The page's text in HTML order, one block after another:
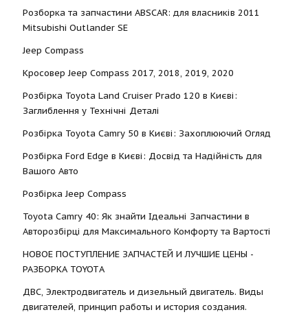
Розборка та запчастини ABSCAR: для власників 2011
Mitsubishi Outlander SE
Jeep Compass
Кросовер Jeep Compass 2017, 2018, 2019, 2020
Розбірка Toyota Land Cruiser Prado 120 в Києві:
Заглиблення у Технічні Деталі
Розбірка Toyota Camry 50 в Києві: Захоплюючий Огляд
Розбірка Ford Edge в Києві: Досвід та Надійність для
Вашого Авто
Розбірка Jeep Compass
Toyota Camry 40: Як знайти Ідеальні Запчастини в
Авторозбірці для Максимального Комфорту та Вартості
НОВОЕ ПОСТУПЛЕНИЕ ЗАПЧАСТЕЙ И ЛУЧШИЕ ЦЕНЫ -
РАЗБОРКА TOYOTА
ДВС, Электродвигатель и дизельный двигатель. Виды
двигателей, принцип работы и история создания.